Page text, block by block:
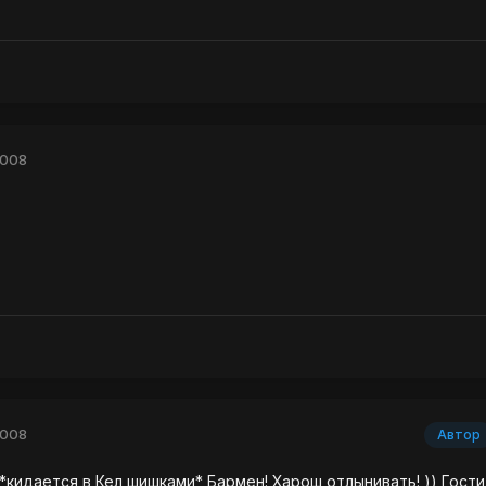
Автор
в Кел шишками* Бармен! Харош отлынивать! )) Гости